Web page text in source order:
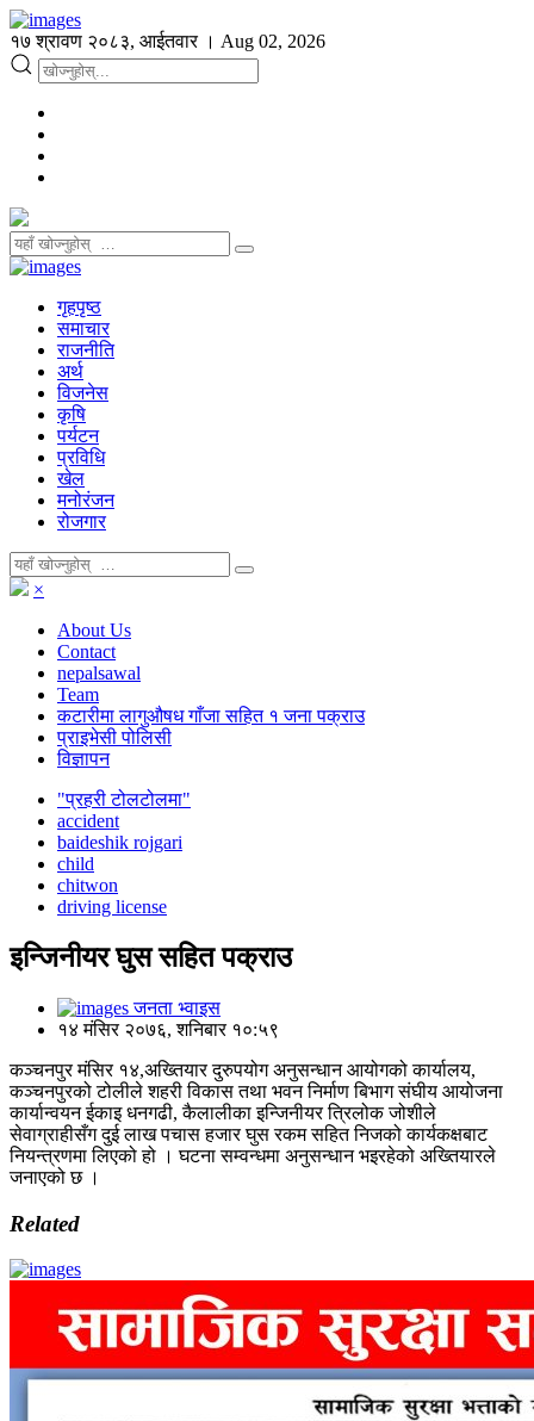
१७ श्रावण २०८३, आईतवार । Aug 02, 2026
गृहपृष्ठ
समाचार
राजनीति
अर्थ
विजनेस
कृषि
पर्यटन
प्रविधि
खेल
मनोरंजन
रोजगार
×
About Us
Contact
nepalsawal
Team
कटारीमा लागुऔषध गाँजा सहित १ जना पक्राउ
प्राइभेसी पोलिसी
विज्ञापन
"प्रहरी टोलटोलमा"
accident
baideshik rojgari
child
chitwon
driving license
इन्जिनीयर घुस सहित पक्राउ
जनता भ्वाइस
१४ मंसिर २०७६, शनिबार १०:५९
कञ्चनपुर मंसिर १४,अख्तियार दुरुपयोग अनुसन्धान आयोगको कार्यालय,
कञ्चनपुरको टोलीले शहरी विकास तथा भवन निर्माण बिभाग संघीय आयोजना
कार्यान्वयन ईकाइ धनगढी, कैलालीका इन्जिनीयर त्रिलोक जोशीले
सेवाग्राहीसँग दुई लाख पचास हजार घुस रकम सहित निजको कार्यकक्षबाट
नियन्त्रणमा लिएको हो । घटना सम्वन्धमा अनुसन्धान भइरहेको अख्तियारले
जनाएको छ ।
Related